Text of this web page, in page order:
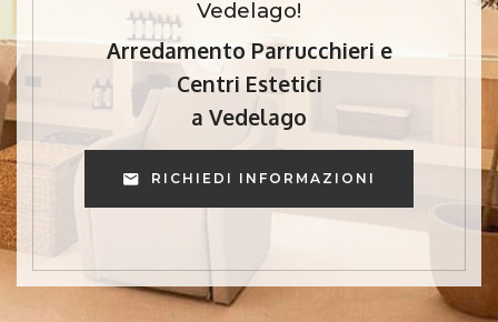
Vedelago!
Arredamento Parrucchieri e
Centri Estetici
a Vedelago
RICHIEDI INFORMAZIONI